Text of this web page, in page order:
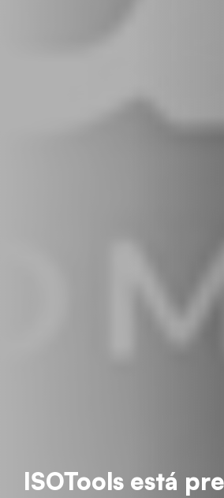
ISOTools está